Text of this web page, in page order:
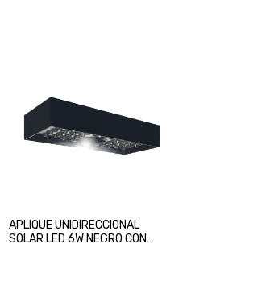
APLIQUE UNIDIRECCIONAL
SOLAR LED 6W NEGRO CON